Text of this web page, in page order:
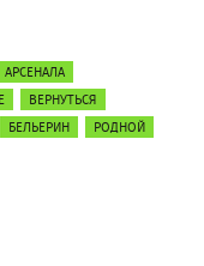
АРСЕНАЛА
ВЕРНУТЬСЯ
БЕЛЬЕРИН РОДНОЙ